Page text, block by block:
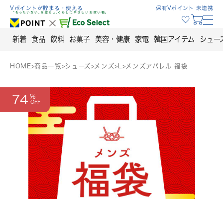
Skip
content
Vポイントが貯まる・使える 保有Vポイント 未連携
新着 食品 飲料 お菓子 美容・健康 家電 韓国アイテム シュー
HOME>商品一覧>シューズ > メンズ> > メンズアパレル 福袋
74